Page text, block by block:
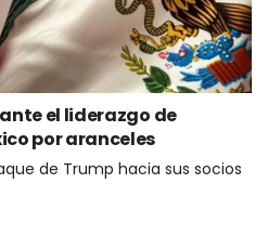
el liderazgo de
por aranceles
de Trump hacia sus socios